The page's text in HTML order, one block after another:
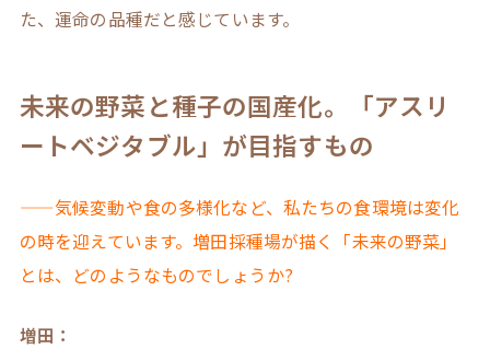
た、運命の品種だと感じています。
未来の野菜と種子の国産化。「アスリ
ートベジタブル」が目指すもの
——気候変動や食の多様化など、私たちの食環境は変化
の時を迎えています。増田採種場が描く「未来の野菜」
とは、どのようなものでしょうか?
増田：